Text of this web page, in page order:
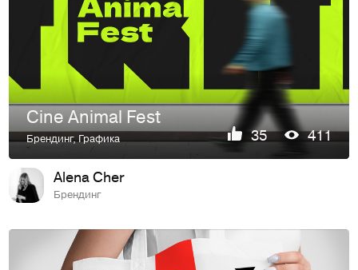
Cine Animal Fest
Брендинг,Графика 35 411
Alena Cher
Брендинг